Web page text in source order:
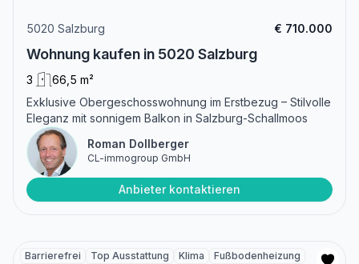
5020 Salzburg € 710.000
Wohnung kaufen in 5020 Salzburg
3
66,5 m²
Exklusive Obergeschosswohnung im Erstbezug – Stilvolle
Eleganz mit sonnigem Balkon in Salzburg-Schallmoos
Roman Dollberger
CL-immogroup GmbH
Anbieter kontaktieren
Barrierefrei Top Ausstattung Klima
Fußbodenheizung